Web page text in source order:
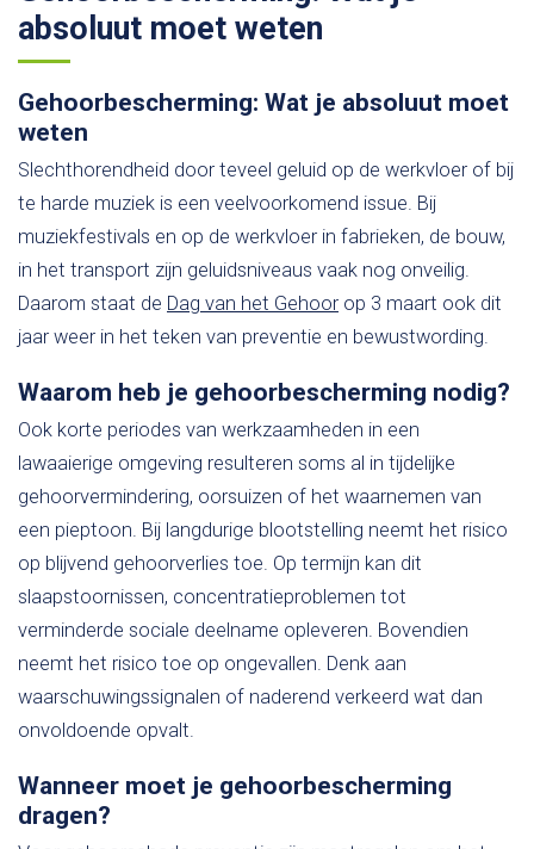
absoluut moet weten
Gehoorbescherming: Wat je absoluut moet
weten
Slechthorendheid door teveel geluid op de werkvloer of bij
te harde muziek is een veelvoorkomend issue. Bij
muziekfestivals en op de werkvloer in fabrieken, de bouw,
in het transport zijn geluidsniveaus vaak nog onveilig.
Daarom staat de Dag van het Gehoor op 3 maart ook dit
jaar weer in het teken van preventie en bewustwording.
Waarom heb je gehoorbescherming nodig?
Ook korte periodes van werkzaamheden in een
lawaaierige omgeving resulteren soms al in tijdelijke
gehoorvermindering, oorsuizen of het waarnemen van
een pieptoon. Bij langdurige blootstelling neemt het risico
op blijvend gehoorverlies toe. Op termijn kan dit
slaapstoornissen, concentratieproblemen tot
verminderde sociale deelname opleveren. Bovendien
neemt het risico toe op ongevallen. Denk aan
waarschuwingssignalen of naderend verkeerd wat dan
onvoldoende opvalt.
Wanneer moet je gehoorbescherming
dragen?